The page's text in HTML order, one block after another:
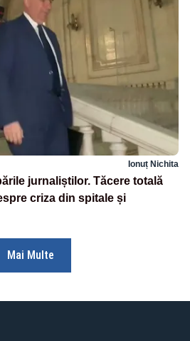
Ionuț Nichita
jurnaliștilor. Tăcere totală
criza din spitale și
Mai Multe